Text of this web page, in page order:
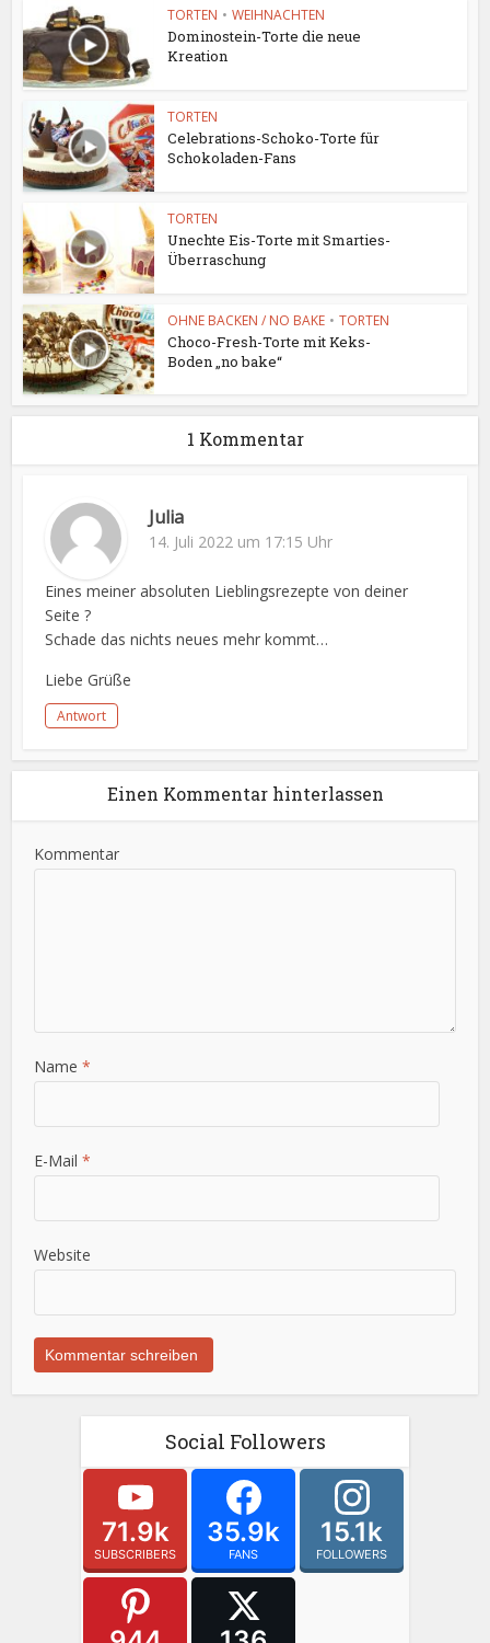
TORTEN • WEIHNACHTEN
Dominostein-Torte die neue
Kreation
TORTEN
Celebrations-Schoko-Torte für
Schokoladen-Fans
TORTEN
Unechte Eis-Torte mit Smarties-
Überraschung
OHNE BACKEN / NO BAKE • TORTEN
Choco-Fresh-Torte mit Keks-
Boden „no bake“
1 Kommentar
Julia
14. Juli 2022 um 17:15 Uhr
Eines meiner absoluten Lieblingsrezepte von deiner
Seite ?
Schade das nichts neues mehr kommt…
Liebe Grüße
Antwort
Einen Kommentar hinterlassen
Kommentar
Name*
E-Mail*
Website
Social Followers
71.9k
SUBSCRIBERS
35.9k
FANS
15.1k
FOLLOWERS